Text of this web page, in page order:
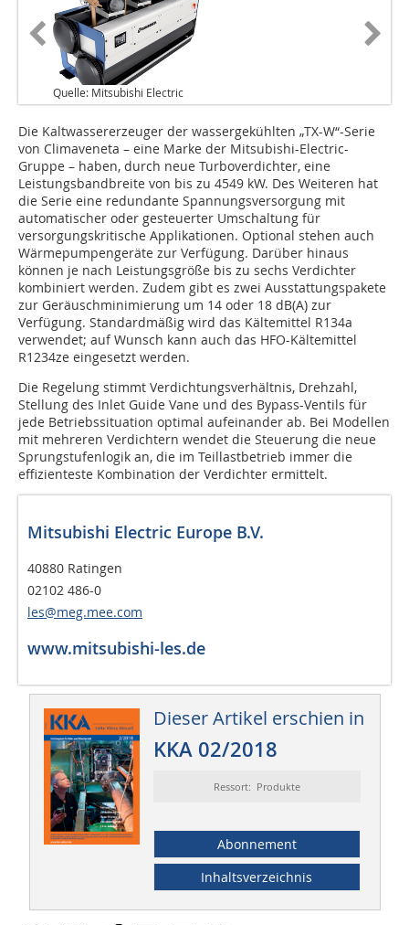
Quelle: Mitsubishi Electric
Die Kaltwassererzeuger der wassergekühlten „TX-W“-Serie
von Climaveneta – eine Marke der Mitsubishi-Electric-
Gruppe – haben, durch neue Turboverdichter, eine
Leistungsbandbreite von bis zu 4549 kW. Des Weiteren hat
die Serie eine re­dundante Spannungsversorgung mit
automatischer oder gesteuerter Umschaltung für
versorgungskritische Applikationen. Optional stehen auch
Wärmepumpengeräte zur Verfügung. Darüber hinaus
können je nach Leistungsgröße bis zu sechs Verdichter
kombiniert werden. Zudem gibt es zwei Ausstattungspakete
zur Geräuschminimierung um 14 oder 18 dB(A) zur
Verfügung. Standardmäßig wird das Kältemittel R134a
verwendet; auf Wunsch kann auch das HFO-Kältemittel
R1234ze eingesetzt werden.
Die Regelung stimmt Verdichtungsverhältnis, Drehzahl,
Stellung des Inlet Guide Vane und des Bypass-Ventils für
jede Betriebssituation optimal aufeinander ab. Bei Modellen
mit mehreren Verdichtern wendet die Steuerung die neue
Sprungstufenlogik an, die im Teillastbetrieb immer die
effizienteste Kombination der Verdichter ermittelt.
Mitsubishi Electric Europe B.V.
40880 Ratingen
02102 486-0
les@meg.mee.com
www.mitsubishi-les.de
Dieser Artikel erschien in
KKA 02/2018
Ressort: Produkte
Abonnement
Inhaltsverzeichnis